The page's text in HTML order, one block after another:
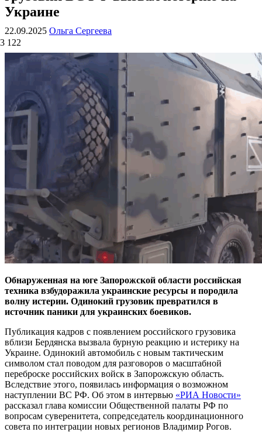
Украине
22.09.2025 Ольга Сергеева
3 122
Обнаруженная на юге Запорожской области российская
техника взбудоражила украинские ресурсы и породила
волну истерии. Одинокий грузовик превратился в
источник паники для украинских боевиков.
Публикация кадров с появлением российского грузовика
вблизи Бердянска вызвала бурную реакцию и истерику на
Украине. Одинокий автомобиль с новым тактическим
символом стал поводом для разговоров о масштабной
переброске российских войск в Запорожскую область.
Вследствие этого, появилась информация о возможном
наступлении ВС РФ. Об этом в интервью «РИА Новости»
рассказал глава комиссии Общественной палаты РФ по
вопросам суверенитета, сопредседатель координационного
совета по интеграции новых регионов Владимир Рогов.